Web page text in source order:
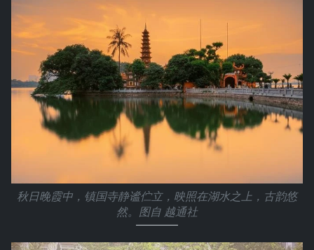
秋日晚霞中，镇国寺静谧伫立，映照在湖水之上，古韵悠
然。图自 越通社